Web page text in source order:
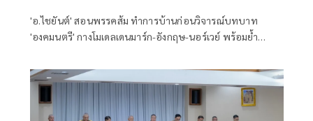
'อ.ไชยันต์' สอนพรรคส้ม ทำการบ้านก่อนวิจารณ์บทบาท
'องคมนตรี' กางโมเดลเดนมาร์ก-อังกฤษ-นอร์เวย์ พร้อมย้ำ